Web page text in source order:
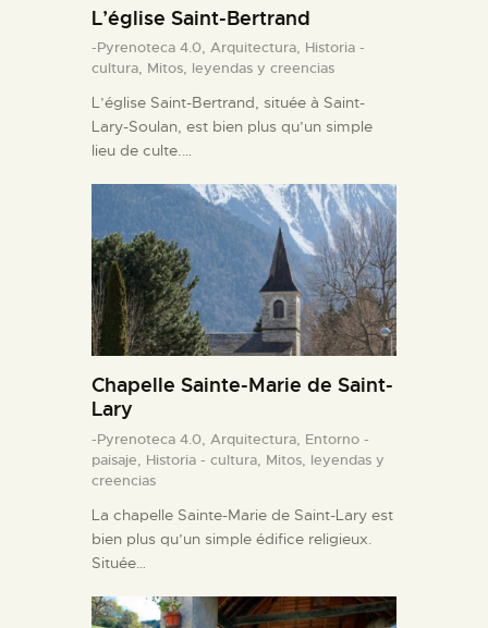
L’église Saint-Bertrand
-Pyrenoteca 4.0, Arquitectura, Historia -
cultura, Mitos, leyendas y creencias
L’église Saint-Bertrand, située à Saint-
Lary-Soulan, est bien plus qu’un simple
lieu de culte.…
Chapelle Sainte-Marie de Saint-
Lary
-Pyrenoteca 4.0, Arquitectura, Entorno -
paisaje, Historia - cultura, Mitos, leyendas y
creencias
La chapelle Sainte-Marie de Saint-Lary est
bien plus qu’un simple édifice religieux.
Située…